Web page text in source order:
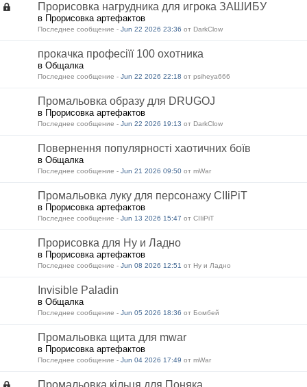
Прорисовка нагрудника для игрока ЗАШИБУ
в Прорисовка артефактов
Последнее сообщение - Jun 22 2026 23:36 от DarkClow
прокачка професіїї 100 охотника
в Общалка
Последнее сообщение - Jun 22 2026 22:18 от psiheya666
Промальовка образу для DRUGOJ
в Прорисовка артефактов
Последнее сообщение - Jun 22 2026 19:13 от DarkClow
Повернення популярності хаотичних боїв
в Общалка
Последнее сообщение - Jun 21 2026 09:50 от mWar
Промальовка луку для персонажу CIIiPiT
в Прорисовка артефактов
Последнее сообщение - Jun 13 2026 15:47 от CIIiPiT
Прорисовка для Ну и Ладно
в Прорисовка артефактов
Последнее сообщение - Jun 08 2026 12:51 от Ну и Ладно
Invisible Paladin
в Общалка
Последнее сообщение - Jun 05 2026 18:36 от Бомбей
Промальовка щита для mwar
в Прорисовка артефактов
Последнее сообщение - Jun 04 2026 17:49 от mWar
Промальовка кільця для Поняка